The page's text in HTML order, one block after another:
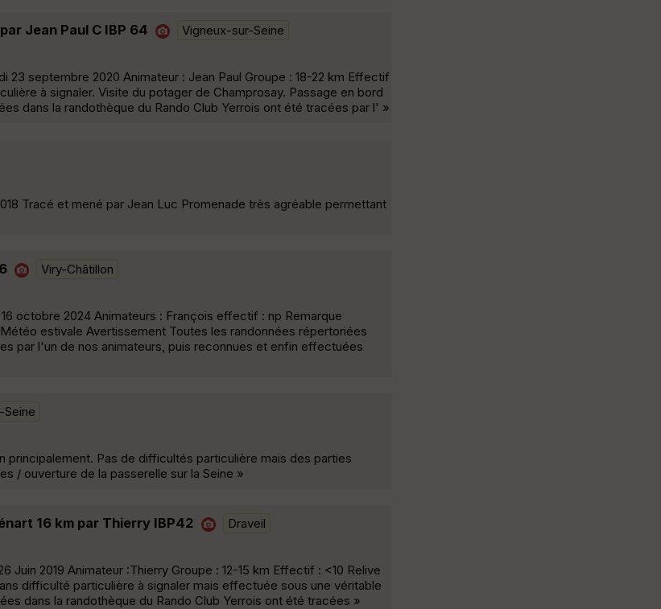
Jean Paul C IBP 64 Vigneux-sur-Seine
septembre 2020 Animateur : Jean Paul Groupe : 18-22 km Effectif
à signaler. Visite du potager de Champrosay. Passage en bord
dans la randothèque du Rando Club Yerrois ont été tracées par l' »
Tracé et mené par Jean Luc Promenade très agréable permettant
Viry-Châtillon
octobre 2024 Animateurs : François effectif : np Remarque
estivale Avertissement Toutes les randonnées répertoriées
par l'un de nos animateurs, puis reconnues et enfin effectuées
Seine
principalement. Pas de difficultés particulière mais des parties
/ ouverture de la passerelle sur la Seine »
16 km par Thierry IBP42 Draveil
Juin 2019 Animateur :Thierry Groupe : 12-15 km Effectif : <10 Relive
difficulté particulière à signaler mais effectuée sous une véritable
dans la randothèque du Rando Club Yerrois ont été tracées »